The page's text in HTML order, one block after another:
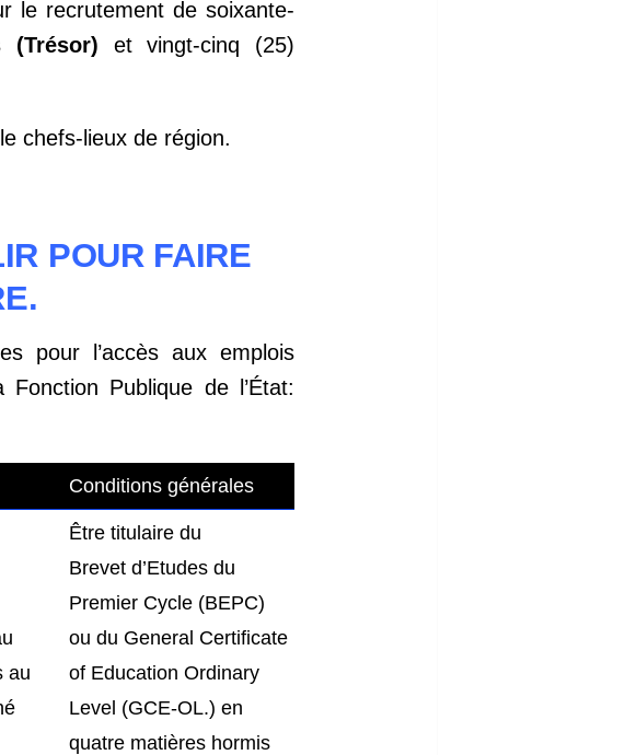
le recrutement de soixante-
(Trésor) et vingt-cinq (25)
chefs-lieux de région.
POUR FAIRE
pour l’accès aux emplois
Publique de l’État:
Conditions générales
au
Être titulaire du
Brevet d’Etudes du
Premier Cycle (BEPC)
ou du General Certificate
of Education Ordinary
Level (GCE-OL.) en
quatre matières hormis